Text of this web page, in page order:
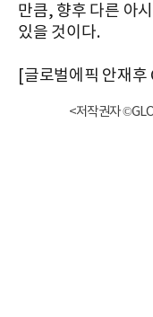
만큼, 향후 다른 아
있을 것이다.
[글로벌에픽 안재
<저작권자